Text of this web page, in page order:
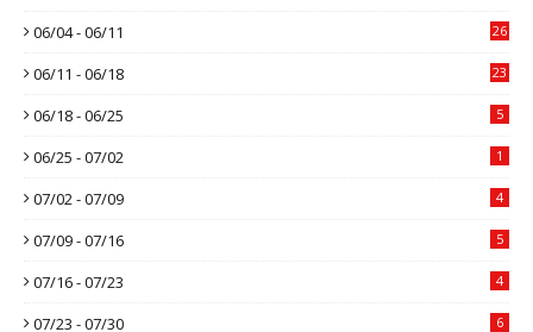
06/04 - 06/11 26
06/11 - 06/18 23
06/18 - 06/25 5
06/25 - 07/02 1
07/02 - 07/09 4
07/09 - 07/16 5
07/16 - 07/23 4
07/23 - 07/30 6